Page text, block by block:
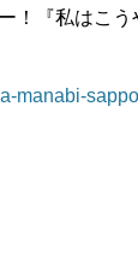
『私はこう
manabi-